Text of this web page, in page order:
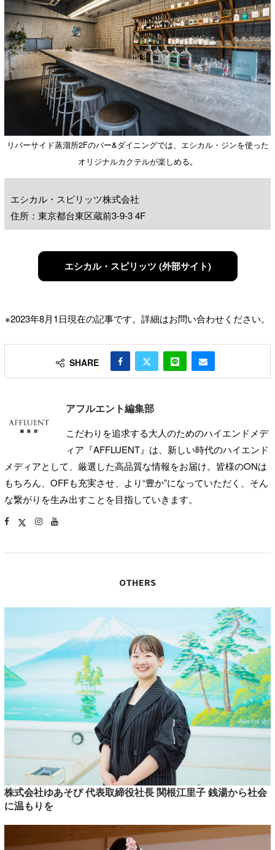
リバーサイド蒸溜所2Fのバー&ダイニングでは、エシカル・ジンを使った
オリジナルカクテルが楽しめる。
エシカル・スピリッツ株式会社
住所：東京都台東区蔵前3-9-3 4F
エシカル・スピリッツ (外部サイト)
※2023年8月1日現在の記事です。詳細はお問い合わせください。
SHARE
アフルエント編集部
こだわりを追求する大人のためのハイエンドメデ
ィア『AFFLUENT』は、新しい時代のハイエンド
メディアとして、厳選した高品質な情報をお届け。皆様のONは
もちろん、OFFも充実させ、より“豊か”になっていただく、そん
な繋がりを生み出すことを目指していきます。
OTHERS
株式会社ゆあそび 代表取締役社長 関根江里子 銭湯から社会
に温もりを